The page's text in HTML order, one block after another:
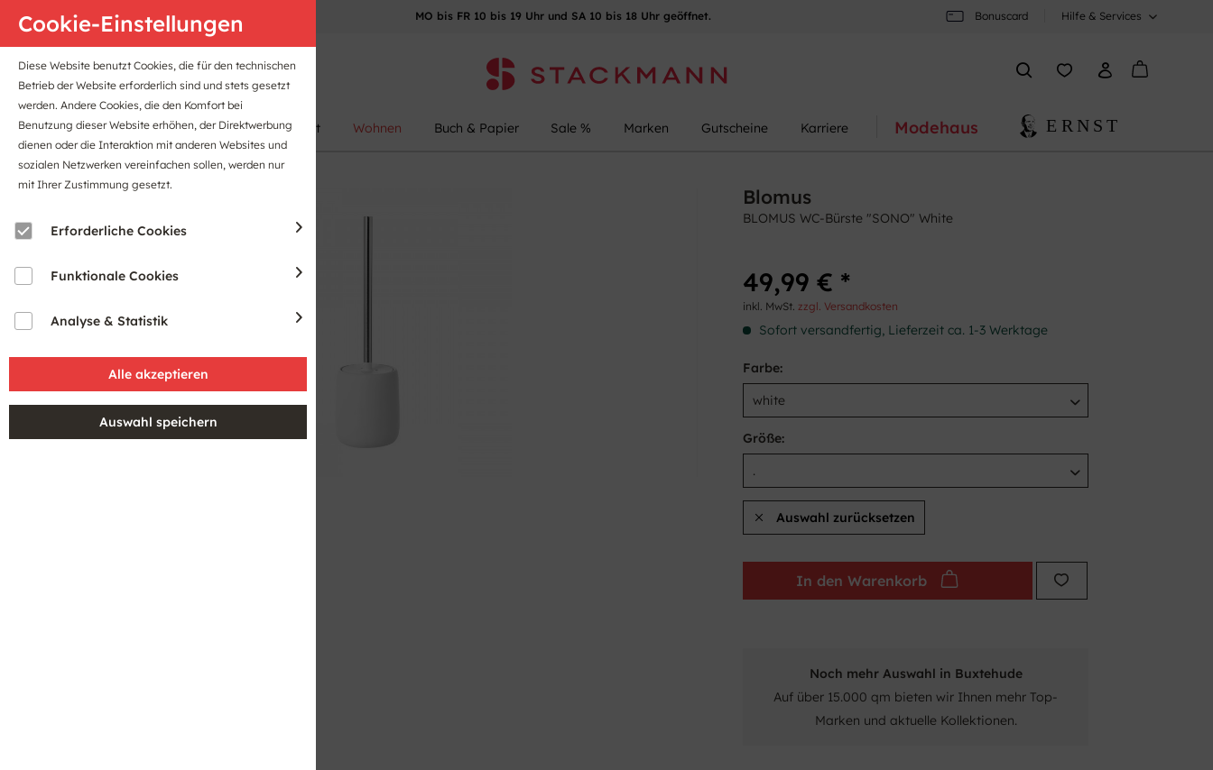
Anfahrt B2B-Portal MO bis FR 10 bis 19 Uhr und SA 10 bis 18 Uhr geöffnet. Bonuscard Hilfe & Services
Damen Herren Kinder Sport Wohnen Buch & Papier Sale % Marken Gutscheine Karriere Modehaus
Cookie-Einstellungen
Diese Website benutzt Cookies, die für den technischen
Betrieb der Website erforderlich sind und stets gesetzt
werden. Andere Cookies, die den Komfort bei
Benutzung dieser Website erhöhen, der Direktwerbung
dienen oder die Interaktion mit anderen Websites und
sozialen Netzwerken vereinfachen sollen, werden nur
mit Ihrer Zustimmung gesetzt.
Erforderliche Cookies
Funktionale Cookies
Analyse & Statistik
Blomus
BLOMUS WC-Bürste "SONO" White
49,99 € *
inkl. MwSt.zzgl. Versandkosten
Sofort versandfertig, Lieferzeit ca. 1-3 Werktage
Farbe:
Größe:
Auswahl zurücksetzen
In den Warenkorb
Noch mehr Auswahl in Buxtehude
Auf über 15.000 qm bieten wir Ihnen mehr Top-
Marken und aktuelle Kollektionen.